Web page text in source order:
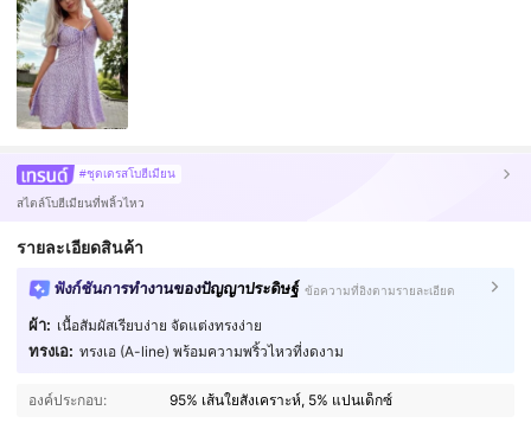
#ชุดเดรสโบฮีเมียน
สไตล์โบฮีเมียนที่พลิ้วไหว
รายละเอียดสินค้า
ฟังก์ชันการทำงานของปัญญาประดิษฐ์ ข้อความที่อิงตามรายละเอียด
ผ้า: เนื้อสัมผัสเรียบง่าย จัดแต่งทรงง่าย
ทรงเอ: ทรงเอ (A-line) พร้อมความพริ้วไหวที่งดงาม
องค์ประกอบ: 95% เส้นใยสังเคราะห์, 5% แปนเด็กซ์
4.91 2.4M ผู้ติดตาม